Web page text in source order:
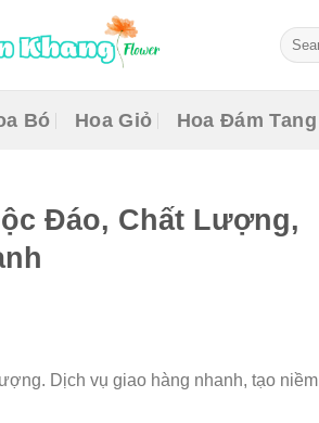
Search
for:
Bó Hoa Giỏ Hoa Đám Tang
Đáo, Chất Lượng,
Dịch vụ giao hàng nhanh, tạo niềm